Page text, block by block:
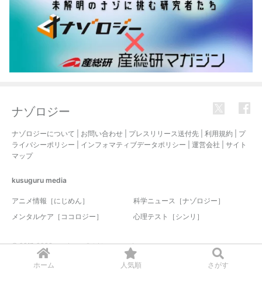
ホーム 人気順 さがす
ナゾロジー
ナゾロジーについて お問い合わせ プレスリリース送付先 利用規約
プ
ライバシーポリシー
インフォマティブデータポリシー 運営会社
サイト
マップ
kusuguru media
アニメ情報［にじめん］
科学ニュース［ナゾロジー］
メンタルケア［ココロジー］
心理テスト［シンリ］
© 2017-2026 nazology. all rights reserved.